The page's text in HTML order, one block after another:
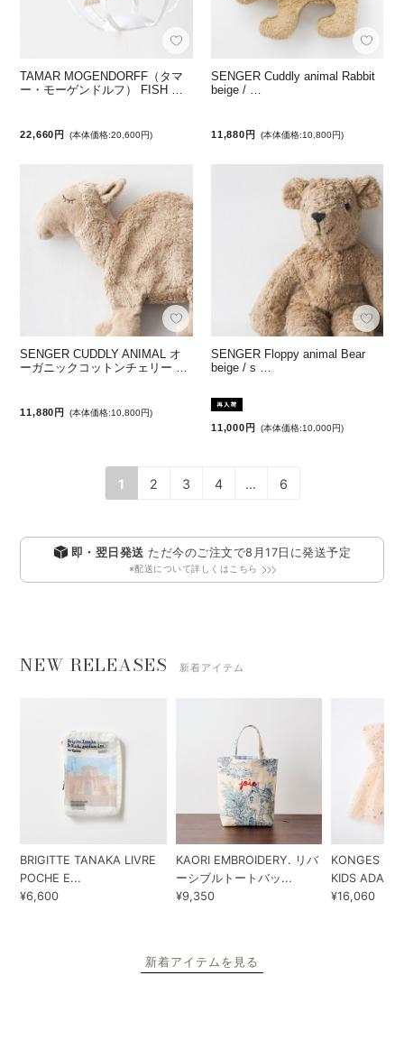
TAMAR MOGENDORFF（タマ
ー・モーゲンドルフ） FISH …
22,660円 (本体価格:20,600円)
SENGER Cuddly animal Rabbit
beige / …
11,880円 (本体価格:10,800円)
SENGER CUDDLY ANIMAL オ
ーガニックコットンチェリー …
11,880円 (本体価格:10,800円)
SENGER Floppy animal Bear
beige / s …
11,000円 (本体価格:10,000円)
1 2 3 4 … 6
即・翌日発送 ただ今のご注文で8月17日 に発送予定
※配送について詳しくはこちら
NEW RELEASES 新着アイテム
BRIGITTE TANAKA LIVRE
POCHE E...
¥6,600
KAORI EMBROIDERY. リバ
ーシブルトートバッ...
¥9,350
KONGES
KIDS ADA...
¥16,060
新着アイテムを見る